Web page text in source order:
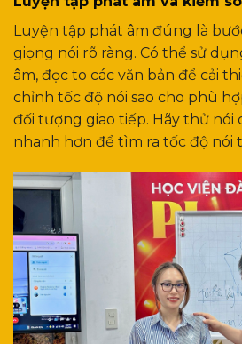
Luyện tập phát âm đúng là
giọng nói rõ ràng. Có thể sử
âm, đọc to các văn bản để cải
chỉnh tốc độ nói sao cho phù
đối tượng giao tiếp. Hãy thử nói
nhanh hơn để tìm ra tốc độ nói